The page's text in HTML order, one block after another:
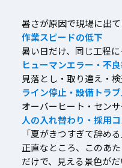
暑さが原因で現場に出
作業スピードの低下
暑い日だけ、同じ工程
ヒューマンエラー・不
見落とし・取り違え・
ライン停止・設備トラ
オーバーヒート・セン
人の入れ替わり・採用
「夏がきつすぎて辞め
正直なところ、このあ
だけで、見える景色がだ